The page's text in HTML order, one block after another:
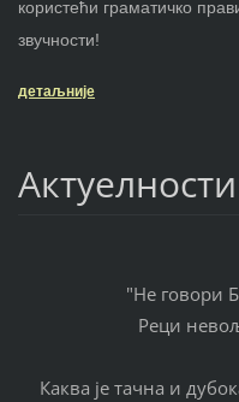
користећи граматичко
звучности!
детаљније
Актуелности
"Не говори
Реци
Каква је тачна и